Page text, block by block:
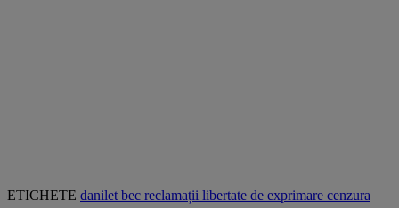
ETICHETE danilet bec reclamații libertate de exprimare cenzura